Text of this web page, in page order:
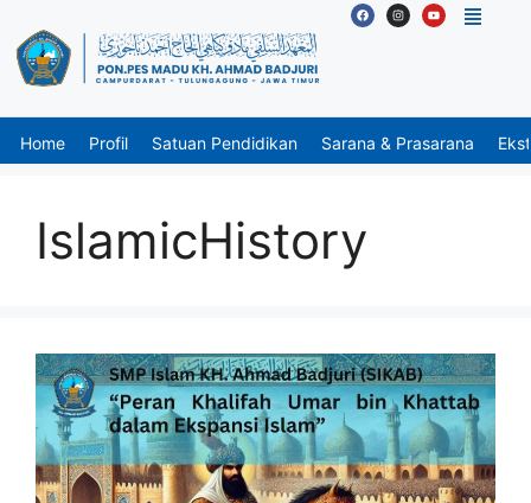
Home Profil Satuan Pendidikan Sarana & Prasarana
IslamicHistory